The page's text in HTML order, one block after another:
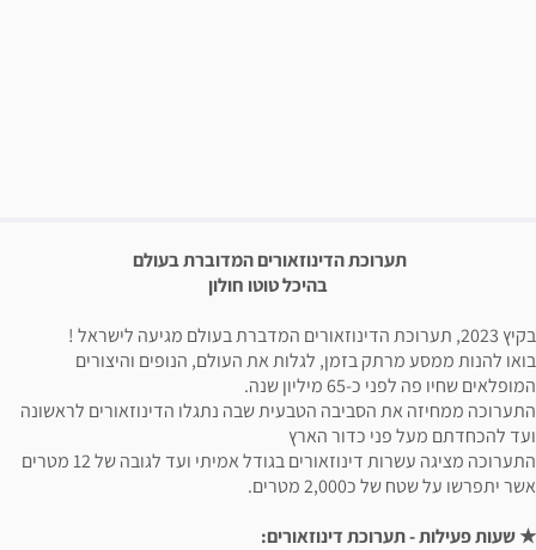
תערוכת הדינוזאורים המדוברת בעולם
בהיכל טוטו חולון
בקיץ 2023, תערוכת הדינוזאורים המדברת בעולם מגיעה לישראל !
בואו להנות ממסע מרתק בזמן, לגלות את העולם, הנופים והיצורים
המופלאים שחיו פה לפני כ-65 מיליון שנה.
התערוכה ממחיזה את הסביבה הטבעית שבה נתגלו הדינוזאורים לראשונה
ועד להכחדתם מעל פני כדור הארץ
התערוכה מציגה עשרות דינוזאורים בגודל אמיתי ועד לגובה של 12 מטרים
אשר יתפרשו על שטח של כ2,000 מטרים.
★ שעות פעילות - תערוכת דינוזאורים: